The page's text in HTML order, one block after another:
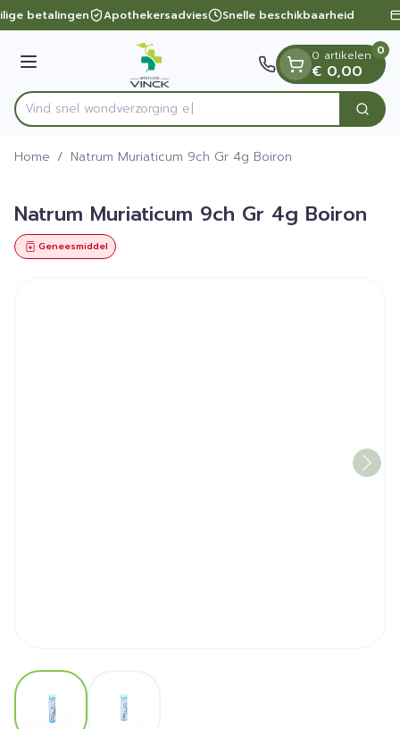
Ga naar de inhoud
1 van 1
betalingen Apothekersadvies Snelle beschikbaarheid
Menu
Product, merk, categorie...
Vind snel wondverzo Zoek
0 artikelen
€ 0,00
0
Home / Natrum Muriaticum 9ch Gr 4g Boiron
Natrum Muriaticum 9ch Gr 4g Boiron
Geneesmiddel
View larger image